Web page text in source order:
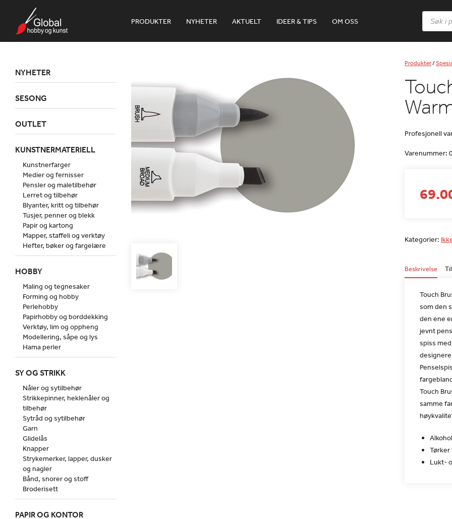
PRODUKTER NYHETER AKTUELT IDEER & TIPS OM OSS
Products
search
Produkter/
Profesjonell
Varenummer:
Kategorier:
Beskrivelse
Touch
som den
den ene
jevnt
spiss
Touch
samme
Tørker
Lukt-
NYHETER
SESONG
OUTLET
KUNSTNERMATERIELL
Kunstnerfarger
Medier og fernisser
Pensler og maletilbehør
Lerret og tilbehør
Blyanter, kritt og tilbehør
Tusjer, penner og blekk
Papir og kartong
Mapper, staffeli og verktøy
Hefter, bøker og fargelære
HOBBY
Maling og tegnesaker
Forming og hobby
Perlehobby
Papirhobby og borddekking
Verktøy, lim og oppheng
Modellering, såpe og lys
Hama perler
SY OG STRIKK
Nåler og sytilbehør
Strikkepinner, heklenåler og
tilbehør
Sytråd og sytilbehør
Garn
Glidelås
Knapper
Strykemerker, lapper, dusker
og nagler
Bånd, snorer og stoff
Broderisett
PAPIR OG KONTOR